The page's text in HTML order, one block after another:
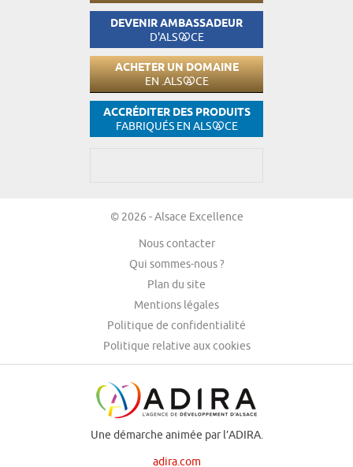
DEVENIR AMBASSADEUR
D'ALS CE
ACHETER UN DOMAINE
EN .ALS CE
ACCRÉDITER DES PRODUITS
FABRIQUÉS EN ALS CE
© 2026 - Alsace Excellence
Nous contacter
Qui sommes-nous ?
Plan du site
Mentions légales
Politique de confidentialité
Politique relative aux cookies
Une démarche animée par l’ADIRA.
adira.com